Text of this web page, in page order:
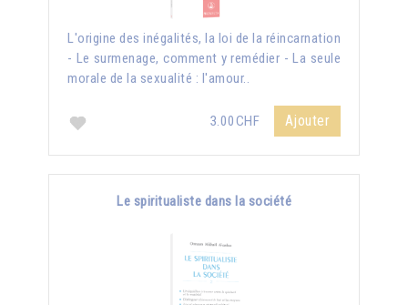
L'origine des inégalités, la loi de la réincarnation
- Le surmenage, comment y remédier - La seule
morale de la sexualité : l'amour..
3.00CHF Ajouter
Le spiritualiste dans la société